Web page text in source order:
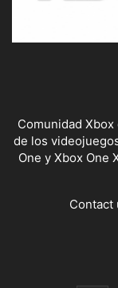
Comunidad
de los
One y Xbox One
Contact